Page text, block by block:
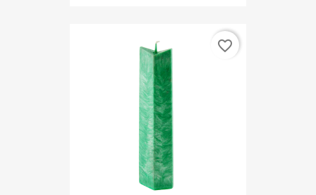
favorite_border